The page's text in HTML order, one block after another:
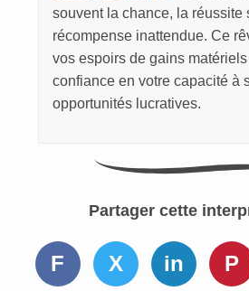
souvent la chance, la réussite
récompense inattendue. Ce
vos espoirs de gains
confiance en votre capacité à
opportunités lucratives.
Partager cette
F X in P